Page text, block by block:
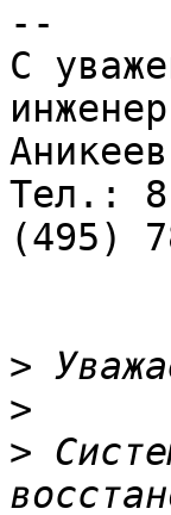
--
С
Тел.: 8
(495)
>
>
>